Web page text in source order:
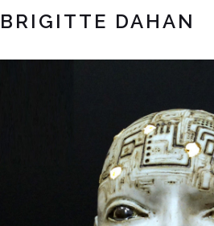
BRIGITTE DAHAN